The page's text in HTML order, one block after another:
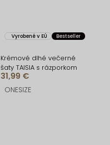
Vyrobené v EÚ Bestseller
Krémové dlhé večerné
šaty TAISIA s rázporkom
31,99 €
ONESIZE